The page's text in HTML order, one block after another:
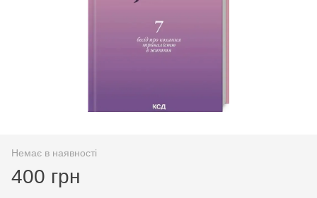
Немає в наявності
400 грн